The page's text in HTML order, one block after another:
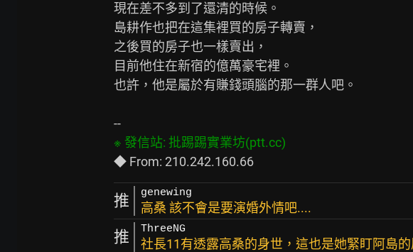
現在差不多到了還清的時候。
島耕作也把在這集裡買的房子轉賣，
之後買的房子也一樣賣出，
目前他住在新宿的億萬豪宅裡。
也許，他是屬於有賺錢頭腦的那一群人吧。
推 genewing
高桑 該不會是要演婚外情吧....
推 ThreeNG
社長11有透露高桑的身世，這也是她緊盯阿島的